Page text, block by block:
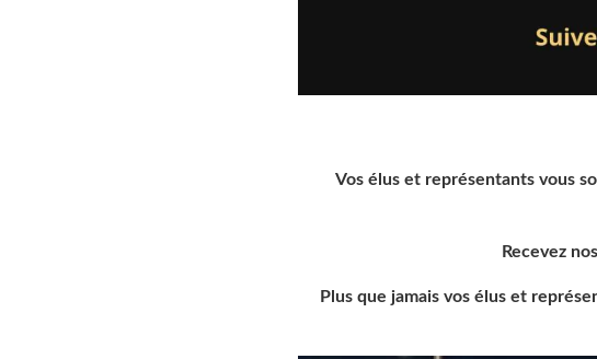
Vos élus et représentants vous
Recevez
Plus que jamais vos élus et